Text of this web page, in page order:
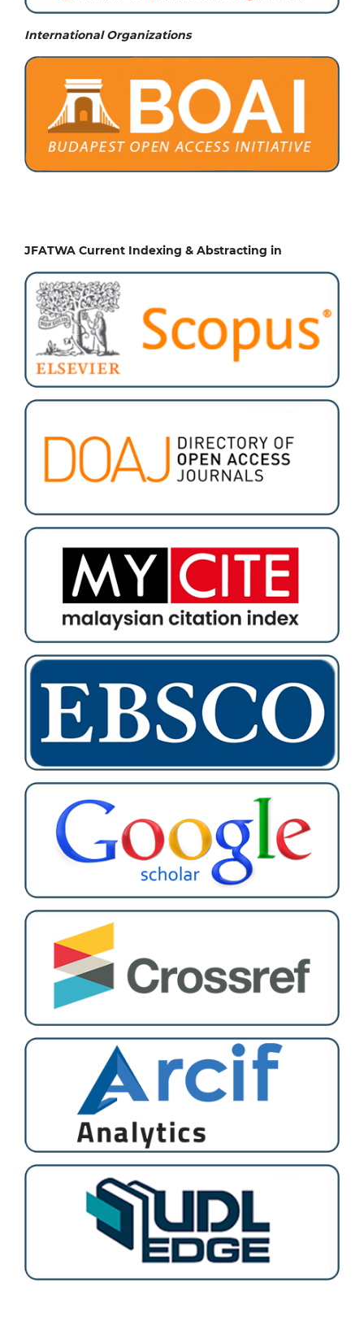
International Organizations
JFATWA Current Indexing & Abstracting in